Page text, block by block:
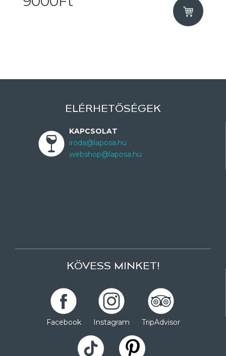
ELÉRHETŐSÉGEK
KAPCSOLAT
iroda@laposa.hu
webshop@laposa.hu
KÖVESS MINKET!
Facebook Instagram TripAdvisor